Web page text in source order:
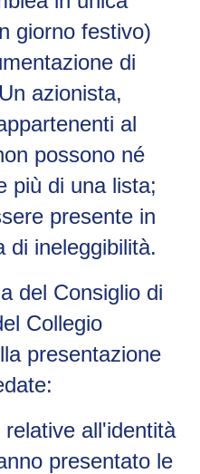
giorno festivo)
di
azionista,
al
possono né
più di una lista;
presente in
di ineleggibilità.
del Consiglio di
Collegio
presentazione
all'identità
presentato le